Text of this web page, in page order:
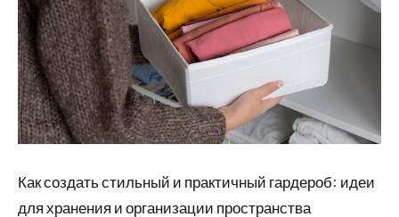
Как создать стильный и практичный гардероб: идеи
для хранения и организации пространства